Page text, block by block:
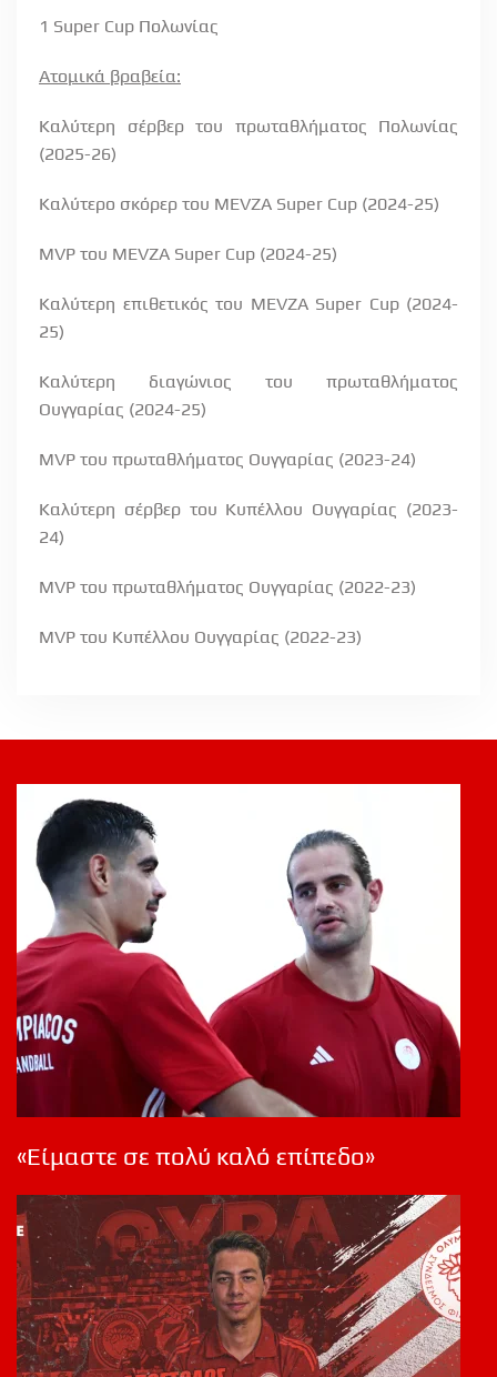
1 Super Cup Πολωνίας
Ατομικά βραβεία:
Καλύτερη σέρβερ του πρωταθλήματος Πολωνίας
(2025-26)
Καλύτερο σκόρερ του MEVZA Super Cup (2024-25)
MVP του MEVZA Super Cup (2024-25)
Καλύτερη επιθετικός του MEVZA Super Cup(2024-
25)
Καλύτερη διαγώνιος του πρωταθλήματος
Ουγγαρίας (2024-25)
MVP του πρωταθλήματος Ουγγαρίας (2023-24)
Καλύτερη σέρβερ του Κυπέλλου Ουγγαρίας (2023-
24)
MVP του πρωταθλήματος Ουγγαρίας (2022-23)
MVP του Κυπέλλου Ουγγαρίας (2022-23)
«Είμαστε σε πολύ καλό επίπεδο»